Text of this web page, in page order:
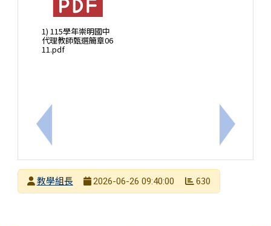
上一筆：115年暑期行事曆
1) 115學年崇明國中
代理教師甄選簡章06
11.pdf
下一筆：
發布者
教學組長
2026-06-26 09:40:00 630